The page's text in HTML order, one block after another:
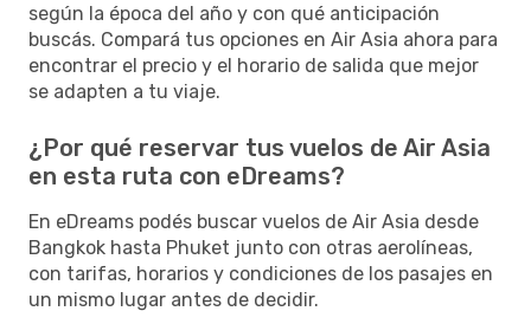
según la época del año y con qué anticipación
buscás. Compará tus opciones en Air Asia ahora para
encontrar el precio y el horario de salida que mejor
se adapten a tu viaje.
¿Por qué reservar tus vuelos de Air Asia
en esta ruta con eDreams?
En eDreams podés buscar vuelos de Air Asia desde
Bangkok hasta Phuket junto con otras aerolíneas,
con tarifas, horarios y condiciones de los pasajes en
un mismo lugar antes de decidir.